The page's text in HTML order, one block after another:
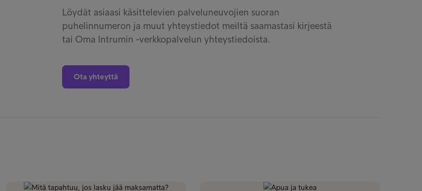
Löydät asiaasi käsittelevien palveluneuvojien suoran
puhelinnumeron ja muut yhteystiedot meiltä saamastasi kirjeestä
tai Oma Intrumin -verkkopalvelun yhteystiedoista.
Ota yhteyttä